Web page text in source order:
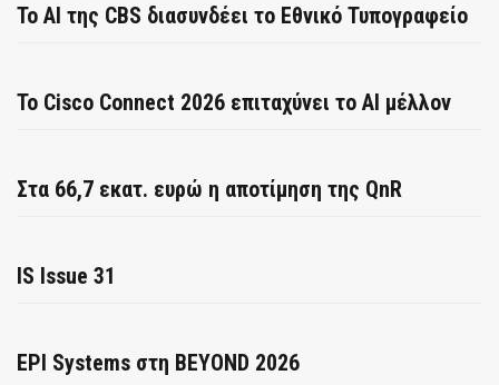
Το AI της CBS διασυνδέει το Εθνικό Τυπογραφείο
Το Cisco Connect 2026 επιταχύνει το AI μέλλον
Στα 66,7 εκατ. ευρώ η αποτίμηση της QnR
IS Issue 31
EPI Systems στη BEYOND 2026